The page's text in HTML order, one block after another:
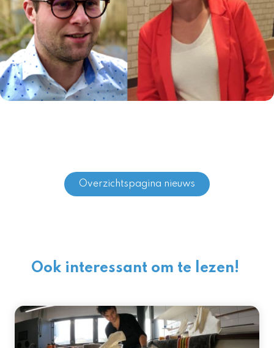
Overzichtspagina nieuws
Ook interessant om te lezen!